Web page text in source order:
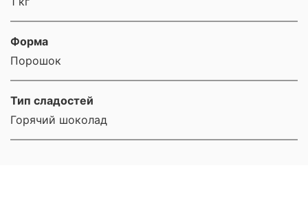
Форма
Порошок
Тип сладостей
Горячий шоколад